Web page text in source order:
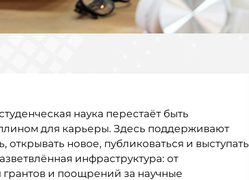
наука перестаёт быть
для карьеры. Здесь поддерживают
открывать новое, публиковаться и выступать
инфраструктура: от
грантов и поощрений за научные